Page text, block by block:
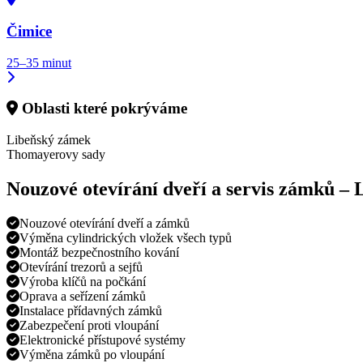
Čimice
25–35 minut
Oblasti které pokrýváme
Libeňský zámek
Thomayerovy sady
Nouzové otevírání dveří a servis zámků –
Nouzové otevírání dveří a zámků
Výměna cylindrických vložek všech typů
Montáž bezpečnostního kování
Otevírání trezorů a sejfů
Výroba klíčů na počkání
Oprava a seřízení zámků
Instalace přídavných zámků
Zabezpečení proti vloupání
Elektronické přístupové systémy
Výměna zámků po vloupání